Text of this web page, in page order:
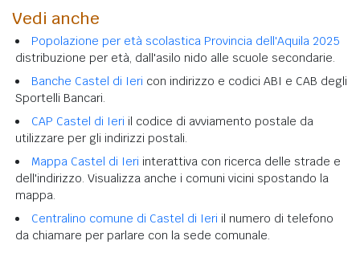
Vedi anche
Popolazione per età scolastica Provincia dell'Aquila 2025
distribuzione per età, dall'asilo nido alle scuole secondarie.
Banche Castel di Ieri con indirizzo e codici ABI e CAB degli
Sportelli Bancari.
CAP Castel di Ieri il codice di avviamento postale da
utilizzare per gli indirizzi postali.
Mappa Castel di Ieri interattiva con ricerca delle strade e
dell'indirizzo. Visualizza anche i comuni vicini spostando la
mappa.
Centralino comune di Castel di Ieri il numero di telefono
da chiamare per parlare con la sede comunale.